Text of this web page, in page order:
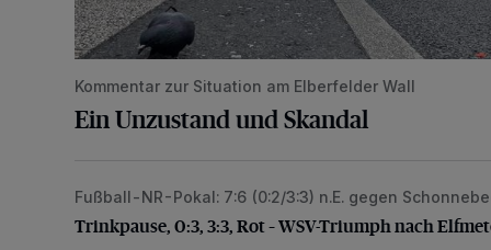
Kommentar zur Situation am Elberfelder Wall
Ein Unzustand und Skandal
Trinkpause, 0:3, 3:3, Rot – WSV-Triumph nach
Fußball-NR-Pokal: 7:6 (0:2/3:3) n.E. gegen
Trinkpause, 0:3, 3:3, Rot – WSV-Triumph nach